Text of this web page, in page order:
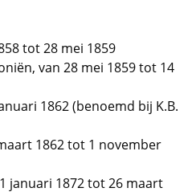
tot 28 mei 1859
van 28 mei 1859 tot 14
1862 (benoemd bij K.B.
1862 tot 1 november
januari 1872 tot 26 maart